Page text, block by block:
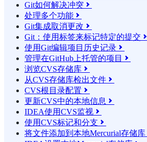
Git如何解决冲突 
处理多个功能 
Git集成取消更改 
Git：使用标签来标记特定的提交 
使用Git编辑项目历史记录 
管理在GitHub上托管的项目 
浏览CVS存储库 
从CVS存储库检出文件 
CVS根目录配置 
更新CVS中的本地信息 
IDEA使用CVS监视 
使用CVS标记和分支 
将文件添加到本地Mercurial存储库